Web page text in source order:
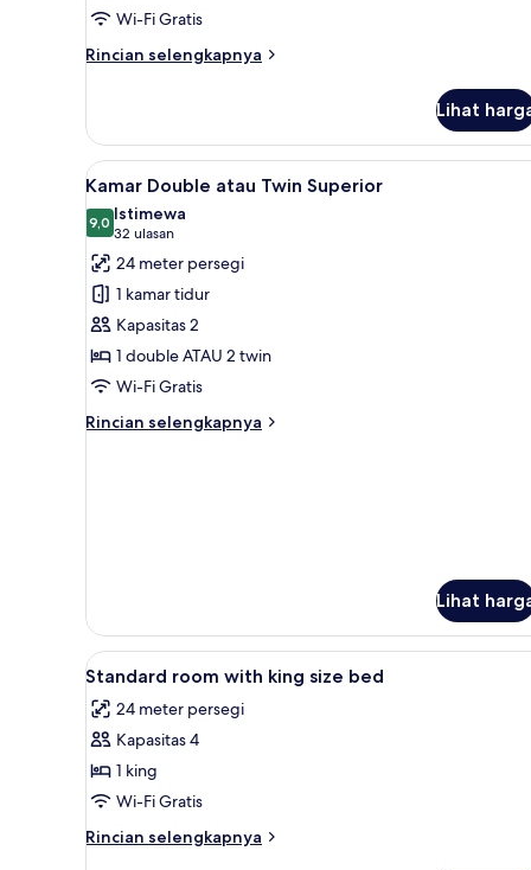
Wi-Fi Gratis
Rincian selengkapnya
Rincian
Kamar
Twin
Standar
Lihat
Lihat
semua
foto
untuk
Kamar
Double
atau
Twin
Superior
Kamar Double atau Twin
6
Kamar Double atau Twin Superior
9,09,0 dari 10
Istimewa
32 ulasan
(32
ulasan)
24 meter persegi
1 kamar tidur
Kapasitas 2
1 double ATAU 2 twin
Wi-Fi Gratis
Rincian selengkapnya
Rincian
Lihat
Lihat
semua
foto
untuk
Standard
room
with
king
Minibar, brankas, meja kerja,
1
Standard room with king size bed
24 meter persegi
Kapasitas 4
1 king
Wi-Fi Gratis
Rincian selengkapnya
Rincian